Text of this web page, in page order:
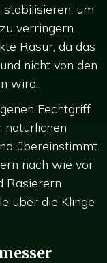
um
verringern.
Rasur, da das
nicht von den
wird.
Fechtgriff
natürlichen
übereinstimmt.
nach wie vor
Rasierern
über die Klinge